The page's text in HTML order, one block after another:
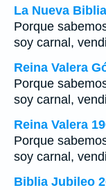
La Nueva
Porque
soy carnal,
Reina Valera
Porque
soy carnal,
Reina Valera
Porque
soy carnal,
Biblia Jubileo